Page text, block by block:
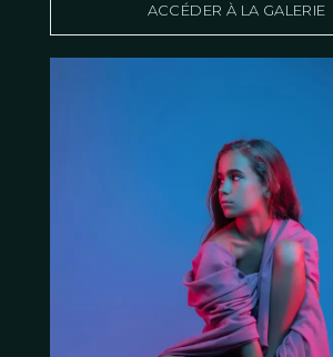
ACCÉDER À LA GALERIE